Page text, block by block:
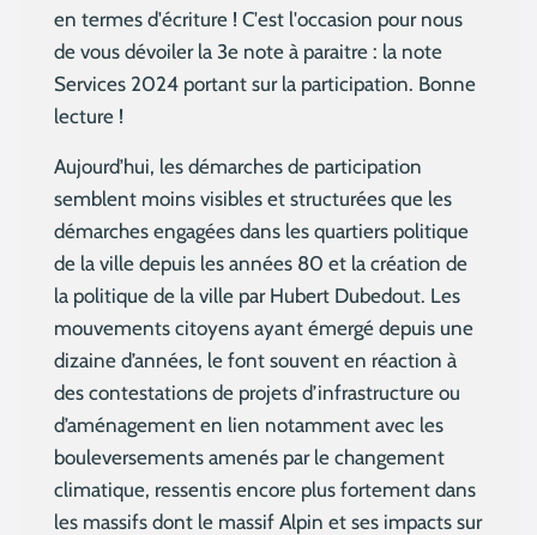
en termes d'écriture ! C'est l'occasion pour nous
de vous dévoiler la 3e note à paraitre : la note
Services 2024 portant sur la participation. Bonne
lecture !
Aujourd’hui, les démarches de participation
semblent moins visibles et structurées que les
démarches engagées dans les quartiers politique
de la ville depuis les années 80 et la création de
la politique de la ville par Hubert Dubedout. Les
mouvements citoyens ayant émergé depuis une
dizaine d’années, le font souvent en réaction à
des contestations de projets d’infrastructure ou
d’aménagement en lien notamment avec les
bouleversements amenés par le changement
climatique, ressentis encore plus fortement dans
les massifs dont le massif Alpin et ses impacts sur